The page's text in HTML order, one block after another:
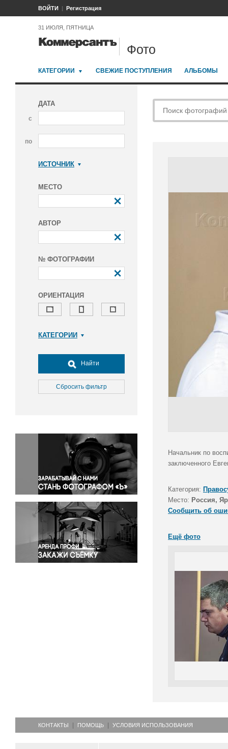
ВОЙТИ Регистрация
31 ИЮЛЯ, ПЯТНИЦА
Фото
КАТЕГОРИИ СВЕЖИЕ ПОСТУПЛЕНИЯ АЛЬБОМЫ
ДАТА
с
по
ИСТОЧНИК
МЕСТО
АВТОР
№ ФОТОГРАФИИ
ОРИЕНТАЦИЯ
КАТЕГОРИИ
Досуг, туризм и отдых
Культура
Медицина
Окружающая среда
Политика
Правосудие
Происшествия и конфликты
Религия
Светская жизнь
Спорт
Экология
Экономика и бизнес
Найти
Сбросить фильтр
Начальник по
заключенного
Категория:
Место: Россия,
Сообщить об
Ещё фото
КОНТАКТЫ ПОМОЩЬ УСЛОВИЯ ИСПОЛЬЗОВАНИЯ